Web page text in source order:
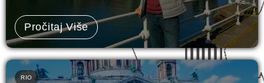
Pročitaj Više
RIO